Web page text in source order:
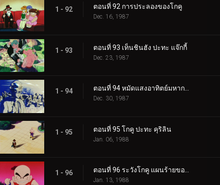
1 - 92 ตอนที่ 92 การประลองของโกคู
Dec. 16, 1987
1 - 93 ตอนที่ 93 เท็นชินฮัง ปะทะ แจ๊กกี้
Dec. 23, 1987
1 - 94 ตอนที่ 94 หมัดแสงอาทิตย์มหากาฬ
Dec. 30, 1987
1 - 95 ตอนที่ 95 โกคู ปะทะ คุริลิน
Jan. 06, 1988
1 - 96 ตอนที่ 96 ระวังโกคู แผนร้ายของคุริลิน
Jan. 13, 1988